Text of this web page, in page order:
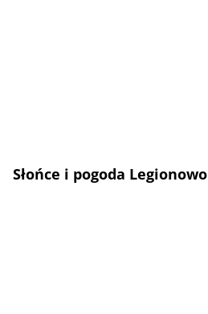
Słońce i pogoda Legionowo